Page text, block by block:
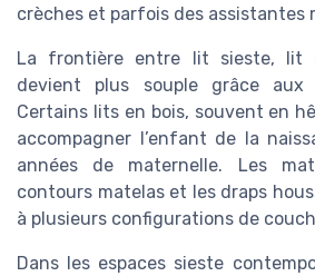
crèches et parfois des assistantes
La frontière entre lit sieste,
devient plus souple grâce aux
Certains lits en bois, souvent en
accompagner l’enfant de la
années de maternelle. Les
contours matelas et les draps
à plusieurs configurations de
Dans les espaces sieste